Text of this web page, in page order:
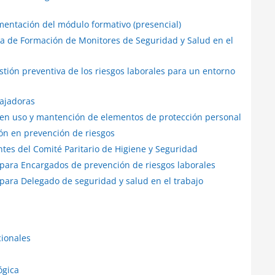
del módulo formativo (presencial)
de Formación de Monitores de Seguridad y Salud en el
preventiva de los riesgos laborales para un entorno
uso y mantención de elementos de protección personal
en prevención de riesgos
del Comité Paritario de Higiene y Seguridad
Encargados de prevención de riesgos laborales
Delegado de seguridad y salud en el trabajo